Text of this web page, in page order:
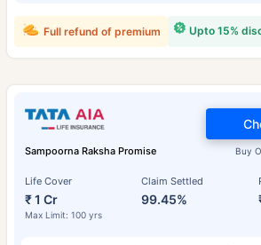
Upto 15%
Full refund of premium
Sampoorna Raksha Promise
Life Cover
₹ 1 Cr
Max Limit: 100 yrs
Claim Settled
99.45%
Buy